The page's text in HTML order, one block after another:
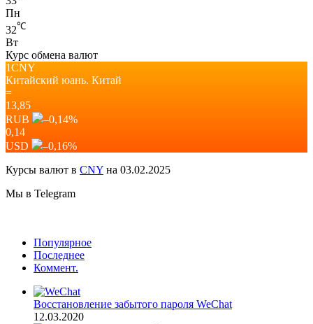
Пн
32℃
Вт
Курс обмена валют
1CNY
Китайский юань. Китай
=
13,85
RUB
–0,14%
0,14
USD
–0,16%
Курсы валют в CNY на 03.02.2025
Мы в Telegram
Популярное
Последнее
Коммент.
Восстановление забытого пароля WeChat
12.03.2020